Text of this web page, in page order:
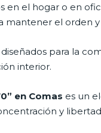
en el hogar o en
mantener el orden
para la
interior.
en Comas es un
y